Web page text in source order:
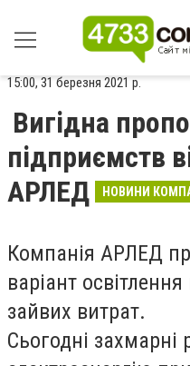
15:00, 31 березня 2021 р.
Вигідна
підприємств
АРЛЕД
НОВИНИ
Компанія АРЛЕД
варіант
зайвих витрат.
Сьогодні захмарні